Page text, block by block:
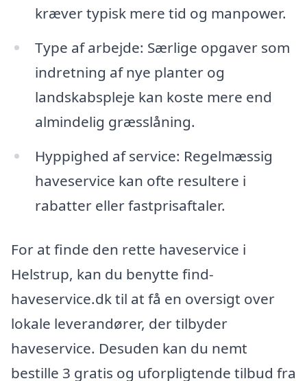
kræver typisk mere tid og manpower.
Type af arbejde: Særlige opgaver som
indretning af nye planter og
landskabspleje kan koste mere end
almindelig græsslåning.
Hyppighed af service: Regelmæssig
haveservice kan ofte resultere i
rabatter eller fastprisaftaler.
For at finde den rette haveservice i
Helstrup, kan du benytte find-
haveservice.dk til at få en oversigt over
lokale leverandører, der tilbyder
haveservice. Desuden kan du nemt
bestille 3 gratis og uforpligtende tilbud fra